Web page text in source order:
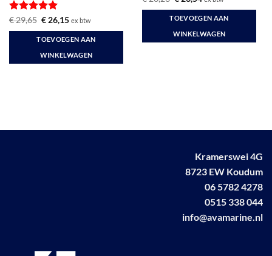
Gewaardeerd
5uit 5
€29,65 Oorspronkelijke
was:
€ 29,65.
€26,15Huidige
is:
€ 26,15.
ex btw
TOEVOEGEN AAN
WINKELWAGEN
was:
€ 26,23.
is:
€ 23,54.
TOEVOEGEN AAN
WINKELWAGEN
Kramerswei 4G
8723 EW Koudum
06 5782 4278
0515 338 044
info@avamarine.nl